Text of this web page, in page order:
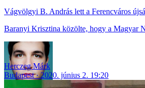
Vágvölgyi B. András lett a Ferencváros
Baranyi Krisztina közölte, hogy a Magyar
Herczeg Márk
Budapest
2020. június 2. 19:20